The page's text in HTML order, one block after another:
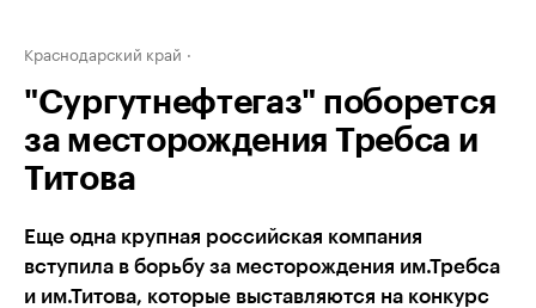
Краснодарский край
"Сургутнефтегаз" поборется
за месторождения Требса и
Титова
Еще одна крупная российская компания
вступила в борьбу за месторождения им.Требса
и им.Титова, которые выставляются на конкурс